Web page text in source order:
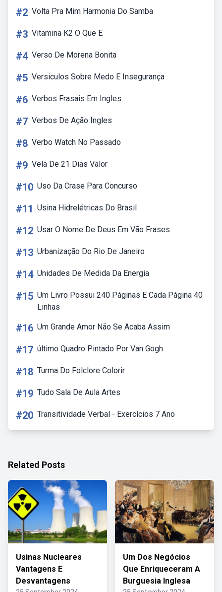
#2 Volta Pra Mim Harmonia Do Samba
#3 Vitamina K2 O Que E
#4 Verso De Morena Bonita
#5 Versiculos Sobre Medo E Insegurança
#6 Verbos Frasais Em Ingles
#7 Verbos De Ação Ingles
#8 Verbo Watch No Passado
#9 Vela De 21 Dias Valor
#10 Uso Da Crase Para Concurso
#11 Usina Hidrelétricas Do Brasil
#12 Usar O Nome De Deus Em Vão Frases
#13 Urbanização Do Rio De Janeiro
#14 Unidades De Medida Da Energia
#15 Um Livro Possui 240 Páginas E Cada Página 40
Linhas
#16 Um Grande Amor Não Se Acaba Assim
#17 último Quadro Pintado Por Van Gogh
#18 Turma Do Folclore Colorir
#19 Tudo Sala De Aula Artes
#20 Transitividade Verbal - Exercícios 7 Ano
Related Posts
Usinas Nucleares
Vantagens E
Desvantagens
Um Dos Negócios
Que Enriqueceram A
Burguesia Inglesa